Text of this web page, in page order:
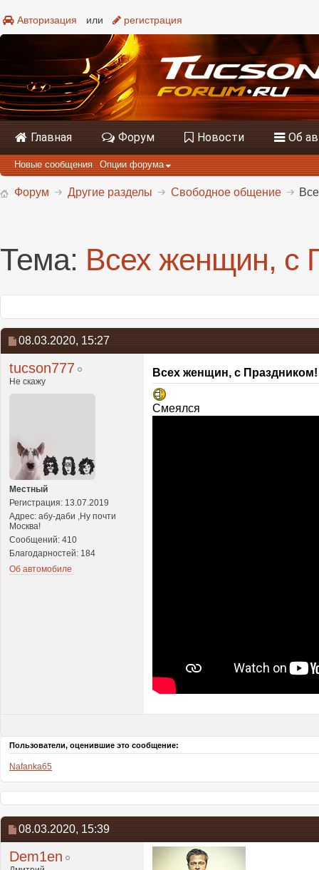
Авторизация или регистрация
Главная Форум Новости Об
Новые сообщения Опции форума
Форум Другие разделы Свободное общение
Тема: Всех женщин, с
08.03.2020, 15:27
tucson777
Не скажу
Местный
Регистрация: 13.07.2019
Адрес: абу-даби ,Ну почти
Москва!
Сообщений: 410
Благодарностей: 184
Об автомобиле
Всех женщин, с Праздником!
Смеялся
Пользователи, оценившие это сообщение:
Nafanka65
08.03.2020, 15:39
Dem1en